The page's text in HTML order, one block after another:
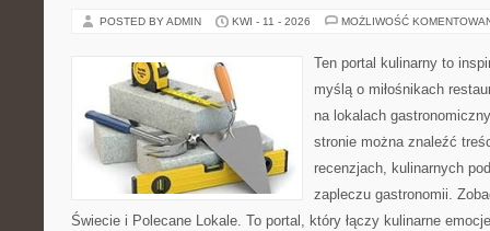
POSTED BY ADMIN KWI - 11 - 2026 MOŻLIWOŚĆ
Ten portal kulinarny to
myślą o miłośnikach
na lokalach
stronie można znaleźć
recenzjach, kulinarnych
zapleczu gastronomii.
Świecie i Polecane Lokale. To portal, który łączy kulinarne